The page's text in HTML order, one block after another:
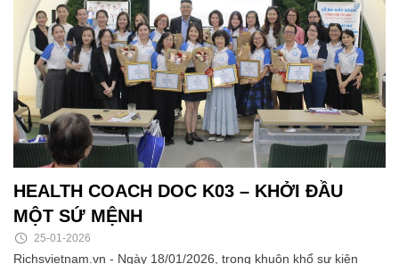
HEALTH COACH DOC K03 – KHỞI ĐẦU
MỘT SỨ MỆNH
25-01-2026
Richsvietnam.vn - Ngày 18/01/2026, trong khuôn khổ sự kiện